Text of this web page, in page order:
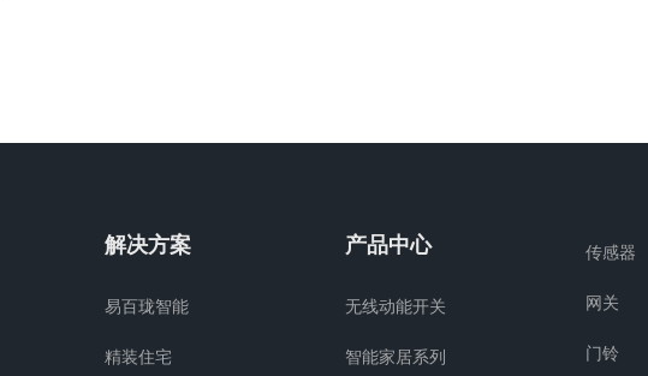
解决方案
易百珑智能
精装住宅
产品中心
无线动能开关
智能家居系列
传感器
网关
门铃